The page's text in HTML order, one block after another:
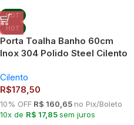
HOT
HOT
Porta Toalha Banho 60cm
Inox 304 Polido Steel Cilento
Cilento
R$178,50
10% OFF R$ 160,65 no Pix/Boleto
10x de R$ 17,85sem juros